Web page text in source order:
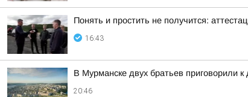
Понять и простить не получится:
16:43
В Мурманске двух братьев приговорили
20:46